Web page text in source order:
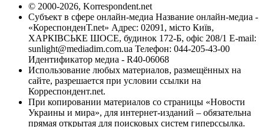
© 2000-2026, Korrespondent.net
Субъект в сфере онлайн-медиа Название онлайн-медиа -
«КореспонденТ.net» Адрес: 02091, місто Київ,
ХАРКІВСЬКЕ ШОСЕ, будинок 172-Б, офіс 208/1 E-mail:
sunlight@mediadim.com.ua Телефон: 044-205-43-00
Идентификатор медиа - R40-06068
Использование любых материалов, размещённых на
сайте, разрешается при условии ссылки на
Корреспондент.net.
При копировании материалов со страницы «Новости
Украины и мира», для интернет-изданий – обязательна
прямая открытая для поисковых систем гиперссылка.